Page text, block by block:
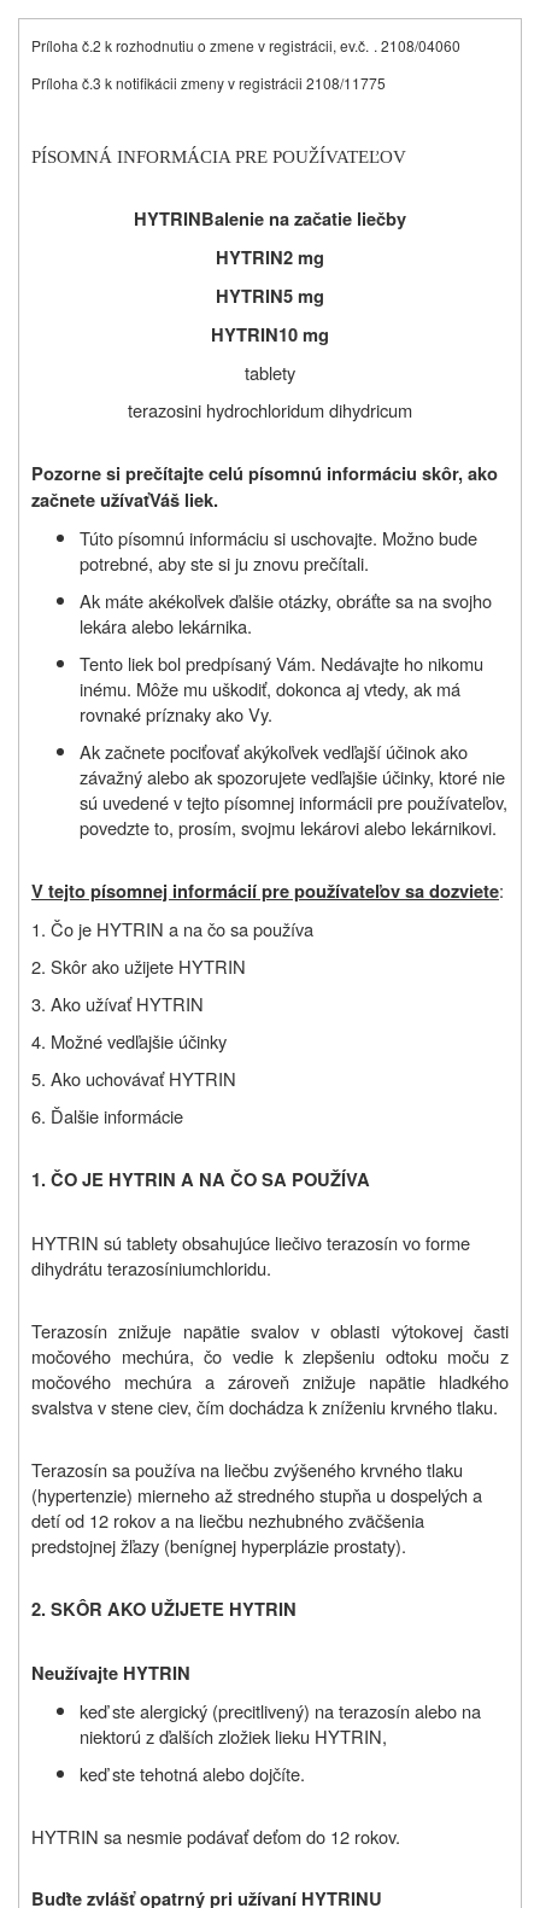
Príloha č.2 k rozhodnutiu o zmene v registrácii, ev.č. . 2108/04060
Príloha č.3 k notifikácii zmeny v registrácii 2108/11775
PÍSOMNÁ INFORMÁCIA PRE POUŽÍVATEĽOV
HYTRINBalenie na začatie liečby
HYTRIN2 mg
HYTRIN5 mg
HYTRIN10 mg
tablety
terazosini hydrochloridum dihydricum
Pozorne si prečítajte celú písomnú informáciu skôr, ako
začnete užívaťVáš liek.
Túto písomnú informáciu si uschovajte. Možno bude
potrebné, aby ste si ju znovu prečítali.
Ak máte akékoľvek ďalšie otázky, obráťte sa na svojho
lekára alebo lekárnika.
Tento liek bol predpísaný Vám. Nedávajte ho nikomu
inému. Môže mu uškodiť, dokonca aj vtedy, ak má
rovnaké príznaky ako Vy.
Ak začnete pociťovať akýkoľvek vedľajší účinok ako
závažný alebo ak spozorujete vedľajšie účinky, ktoré nie
sú uvedené v tejto písomnej informácii pre používateľov,
povedzte to, prosím, svojmu lekárovi alebo lekárnikovi.
V tejto písomnej informácií pre používateľov sa dozviete:
1. Čo je HYTRIN a na čo sa používa
2. Skôr ako užijete HYTRIN
3. Ako užívať HYTRIN
4. Možné vedľajšie účinky
5. Ako uchovávať HYTRIN
6. Ďalšie informácie
1. ČO JE HYTRIN A NA ČO SA POUŽÍVA
HYTRIN sú tablety obsahujúce liečivo terazosín vo forme
dihydrátu terazosíniumchloridu.
Terazosín znižuje napätie svalov v oblasti výtokovej časti
močového mechúra, čo vedie k zlepšeniu odtoku moču z
močového mechúra a zároveň znižuje napätie hladkého
svalstva v stene ciev, čím dochádza k zníženiu krvného tlaku.
Terazosín sa používa na liečbu zvýšeného krvného tlaku
(hypertenzie) mierneho až stredného stupňa u dospelých a
detí od 12 rokov a na liečbu nezhubného zväčšenia
predstojnej žľazy (benígnej hyperplázie prostaty).
2. SKÔR AKO UŽIJETE HYTRIN
Neužívajte HYTRIN
keď ste alergický (precitlivený) na terazosín alebo na
niektorú z ďalších zložiek lieku HYTRIN,
keď ste tehotná alebo dojčíte.
HYTRIN sa nesmie podávať deťom do 12 rokov.
Buďte zvlášť opatrný pri užívaní HYTRINU